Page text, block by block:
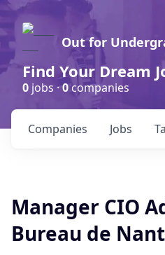
Out for
Find Your Dream
0 jobs ·0companies
Jobs
Companies
Manager CIO
Bureau de